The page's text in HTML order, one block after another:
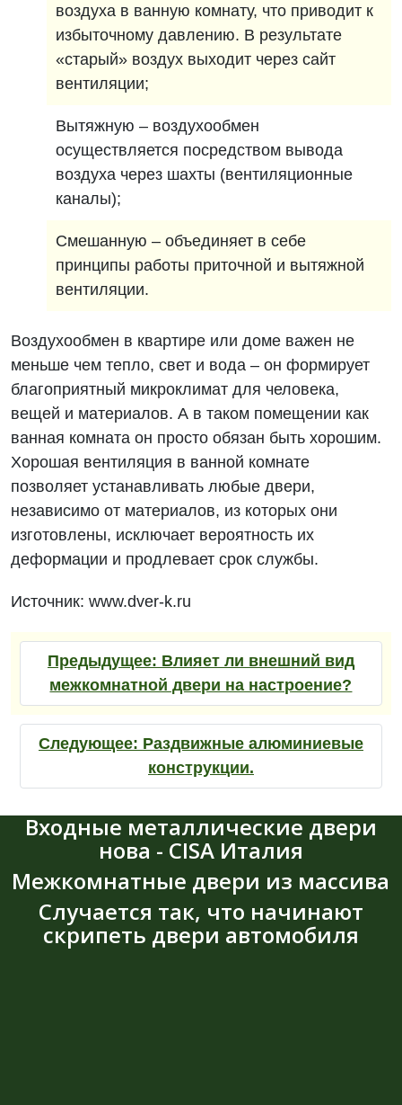
воздуха в ванную комнату, что приводит к
избыточному давлению. В результате
«старый» воздух выходит через сайт
вентиляции;
Вытяжную – воздухообмен
осуществляется посредством вывода
воздуха через шахты (вентиляционные
каналы);
Смешанную – объединяет в себе
принципы работы приточной и вытяжной
вентиляции.
Воздухообмен в квартире или доме важен не
меньше чем тепло, свет и вода – он формирует
благоприятный микроклимат для человека,
вещей и материалов. А в таком помещении как
ванная комната он просто обязан быть хорошим.
Хорошая вентиляция в ванной комнате
позволяет устанавливать любые двери,
независимо от материалов, из которых они
изготовлены, исключает вероятность их
деформации и продлевает срок службы.
Источник: www.dver-k.ru
Предыдущее: Влияет ли внешний вид
межкомнатной двери на настроение?
Следующее: Раздвижные алюминиевые
конструкции.
Входные металлические двери
нова - CISA Италия
Межкомнатные двери из массива
Случается так, что начинают
скрипеть двери автомобиля